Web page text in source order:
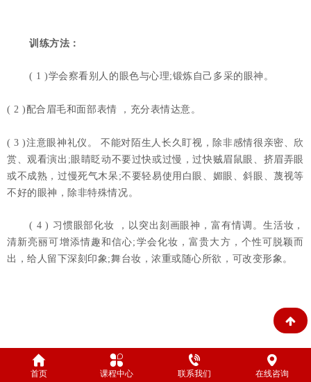
训练方法：
( 1 )学会察看别人的眼色与心理;锻炼自己多采的眼神。
( 2 )配合眉毛和面部表情 ，充分表情达意。
( 3 )注意眼神礼仪。 不能对陌生人长久盯视，除非感情很亲密、欣
赏、观看演出;眼睛眨动不要过快或过慢，过快贼眉鼠眼、挤眉弄眼
或不成熟，过慢死气木呆;不要轻易使用白眼、媚眼、斜眼、蔑视等
不好的眼神，除非特殊情况。
( 4 ) 习惯眼部化妆 ，以突出刻画眼神，富有情调。生活妆，
清新亮丽可增添情趣和信心;学会化妆，富贵大方，个性可脱颖而
出，给人留下深刻印象;舞台妆，浓重或随心所欲，可改变形象。
训练步骤：
首页 课程中心 联系我们 在线咨询